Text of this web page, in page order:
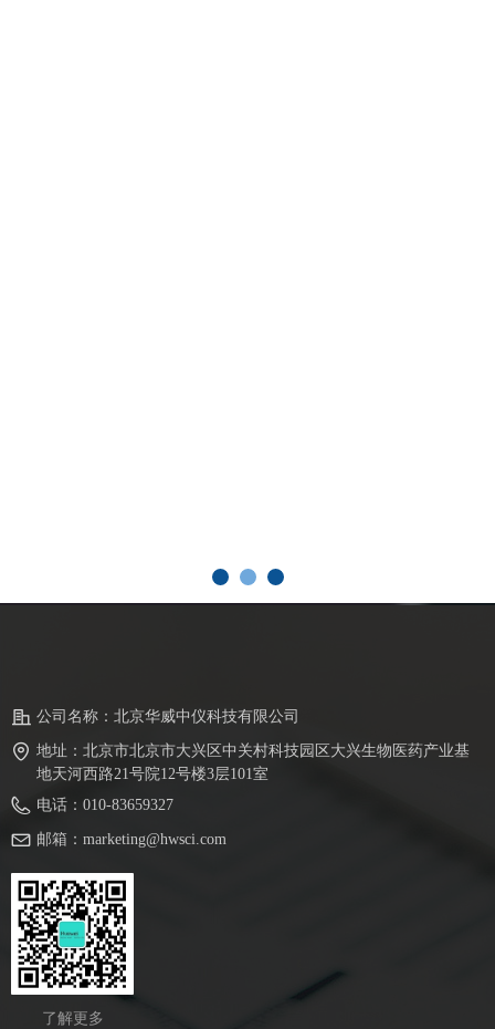
了解更多
公司名称： 北京华威中仪科技有限公司
地址： 北京市北京市大兴区中关村科技园区大兴生物医药产业基
地天河西路21号院12号楼3层101室
电话： 010-83659327
邮箱： marketing@hwsci.com